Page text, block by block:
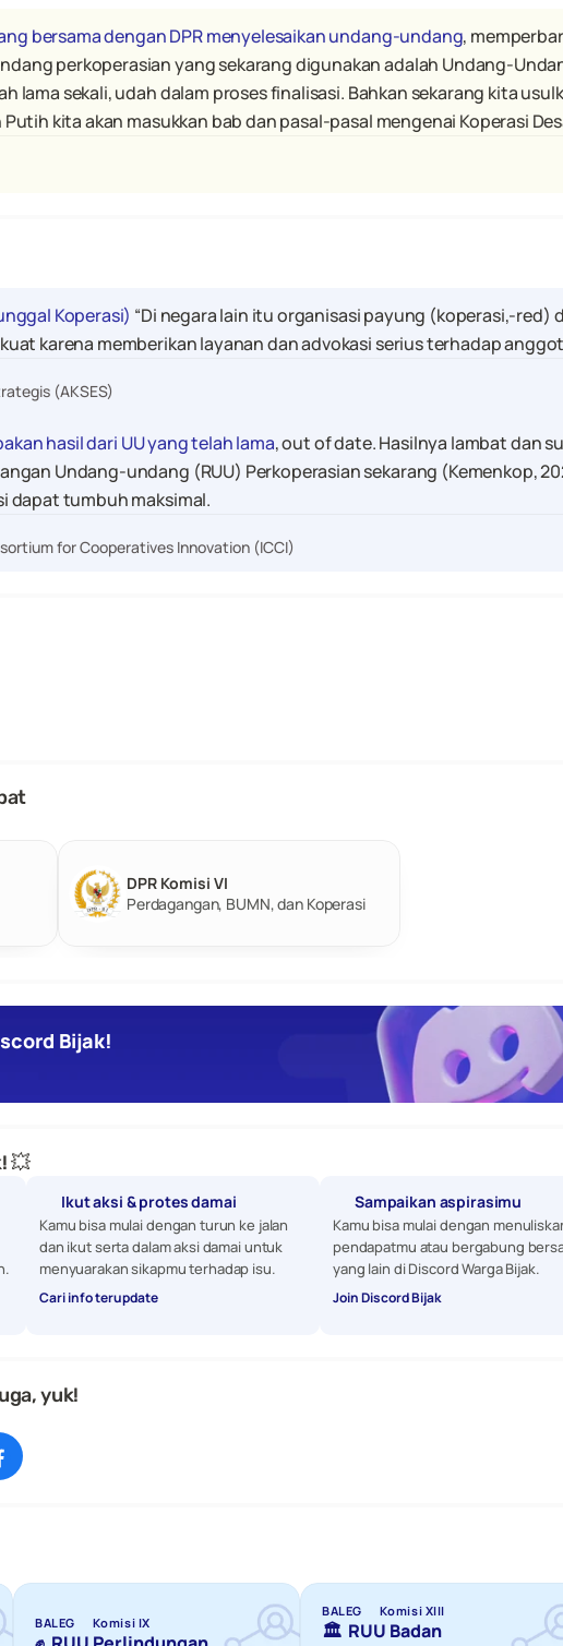
bersama dengan DPR menyelesaikan undang-undang,
perkoperasian yang sekarang digunakan adalah Undang-
lama sekali, udah dalam proses finalisasi. Bahkan sekarang kita
kita akan masukkan bab dan pasal-pasal mengenai Koperasi
Koperasi) “Di negara lain itu organisasi payung (koperasi,-red)
karena memberikan layanan dan advokasi serius terhadap
(AKSES)
hasil dari UU yang telah lama, out of date. Hasilnya lambat dan
Undang-undang (RUU) Perkoperasian sekarang (Kemenkop,
dapat tumbuh maksimal.
for Cooperatives Innovation (ICCI)
DPR Komisi VI
Perdagangan, BUMN, dan Koperasi
Bijak!
💥
Ikut aksi & protes damai
Kamu bisa mulai dengan turun ke jalan
dan ikut serta dalam aksi damai untuk
menyuarakan sikapmu terhadap isu.
Cari info terupdate
Sampaikan aspirasimu
Kamu bisa mulai dengan
pendapatmu atau bergabung
yang lain di Discord Warga Bijak.
Join Discord Bijak
yuk!
BALEG Komisi IX
BALEG Komisi XIII
🏛️  RUU Badan